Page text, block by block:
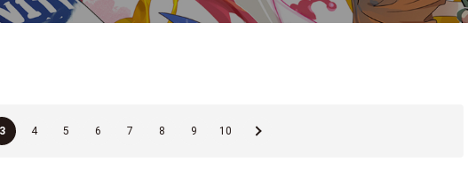
3 4 5 6 7 8 9 10 »